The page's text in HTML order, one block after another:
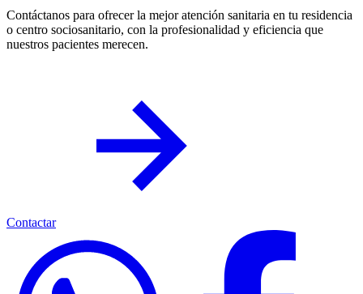
Contáctanos para ofrecer la mejor atención sanitaria en tu residencia
o centro sociosanitario, con la profesionalidad y eficiencia que
nuestros pacientes merecen.
Contactar